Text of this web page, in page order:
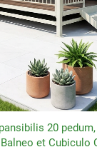
20
et Cubiculo